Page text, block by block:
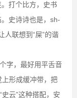
打个比方，史书
史诗诗也是，sh-
人联想到“屎”的谐
字，最好用平舌音
形成缓冲带，把
云”这种搭配，安